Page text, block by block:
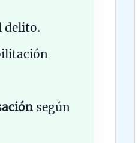
delito.
según